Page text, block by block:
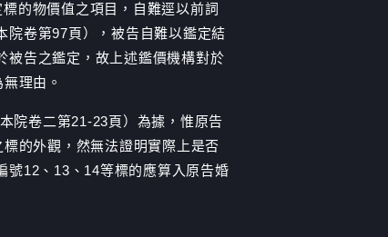
的物價值之項目，自難逕以前詞
院卷第97頁），被告自難以鑑定結
被告之鑑定，故上述鑑價機構對於
理由。
院卷二第21-23頁）為據，惟原告
的外觀，然無法證明實際上是否
號12、13、14等標的應算入原告婚